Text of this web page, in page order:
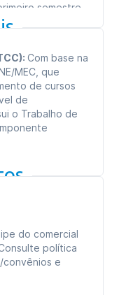
semestre
Com base na
MEC, que
de cursos
de
o Trabalho de
do comercial
política
e